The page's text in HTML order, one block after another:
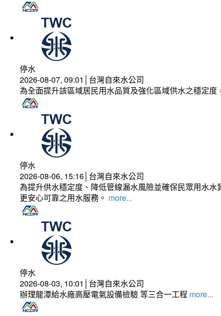
停水
2026-08-07, 09:01│台灣自來水公司
為全面提升該區域居民用水品質及強化區域供水之穩定
停水
2026-08-06, 15:16│台灣自來水公司
為提升供水穩定度、降低管線漏水風險並確保民眾用水
更安心可靠之用水服務。 more...
停水
2026-08-03, 10:01│台灣自來水公司
辦理龍潭給水廠高壓電氣設備檢驗 等三合一工程 more...